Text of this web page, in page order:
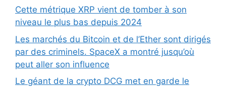
Cette métrique XRP vient de tomber à son
niveau le plus bas depuis 2024
Les marchés du Bitcoin et de l’Ether sont dirigés
par des criminels. SpaceX a montré jusqu’où
peut aller son influence
Le géant de la crypto DCG met en garde le